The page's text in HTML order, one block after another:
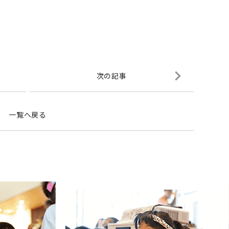
次の記事
一覧へ戻る